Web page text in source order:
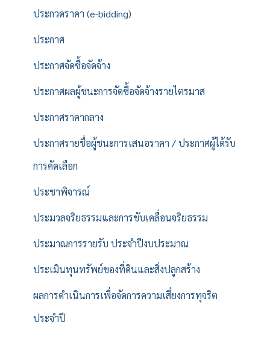
ประกวดราคา (e-bidding)
ประกาศ
ประกาศจัดซื้อจัดจ้าง
ประกาศผลผู้ชนะการจัดซื้อจัดจ้างรายไตรมาส
ประกาศราคากลาง
ประกาศรายชื่อผู้ชนะการเสนอราคา / ประกาศผู้ได้รับ
การคัดเลือก
ประชาพิจารณ์
ประมวลจริยธรรมและการขับเคลื่อนจริยธรรม
ประมาณการรายรับ ประจำปีงบประมาณ
ประเมินทุนทรัพย์ของที่ดินและสิ่งปลูกสร้าง
ผลการดำเนินการเพื่อจัดการความเสี่ยงการทุจริต
ประจำปี